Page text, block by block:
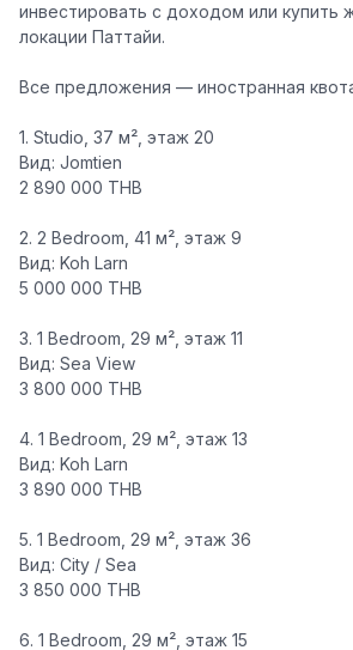
инвестировать с доходом или купить
локации Паттайи.
Все предложения — иностранная
1. Studio , 37 м², этаж 20
Вид: Jomtien
2 890 000 THB
2. 2 Bedroom , 41 м², этаж 9
Вид: Koh Larn
5 000 000 THB
3. 1 Bedroom , 29 м², этаж 11
Вид: Sea View
3 800 000 THB
4. 1 Bedroom , 29 м², этаж 13
Вид: Koh Larn
3 890 000 THB
5. 1 Bedroom , 29 м², этаж 36
Вид: City / Sea
3 850 000 THB
6. 1 Bedroom , 29 м², этаж 15